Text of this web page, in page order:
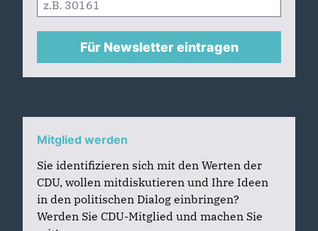
Für Newsletter eintragen
Mitglied werden
Sie identifizieren sich mit den Werten der
CDU, wollen mitdiskutieren und Ihre Ideen
in den politischen Dialog einbringen?
Werden Sie CDU-Mitglied und machen Sie